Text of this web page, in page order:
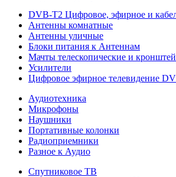
DVB-T2 Цифровое, эфирное и
Антенны комнатные
Антенны уличные
Блоки питания к Антеннам
Мачты телескопические и
Усилители
Цифровое эфирное телевидение
Аудиотехника
Микрофоны
Наушники
Портативные колонки
Радиоприемники
Разное к Аудио
Спутниковое ТВ